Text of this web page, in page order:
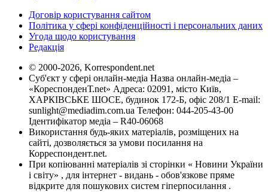
Договір користування сайтом
Політика у сфері конфіденційності і персональних даних
Угода щодо користування
Редакція
© 2000-2026, Korrespondent.net
Суб'єкт у сфері онлайн-медіа Назва онлайн-медіа –
«КореспонденТ.net» Адреса: 02091, місто Київ,
ХАРКІВСЬКЕ ШОСЕ, будинок 172-Б, офіс 208/1 E-mail:
sunlight@mediadim.com.ua Телефон: 044-205-43-00
Ідентифікатор медіа – R40-06068
Використання будь-яких матеріалів, розміщених на
сайті, дозволяється за умови посилання на
Корреспондент.net.
При копіюванні матеріалів зі сторінки « Новини України
і світу» , для інтернет - видань - обов'язкове пряме
відкрите для пошукових систем гіперпосилання .